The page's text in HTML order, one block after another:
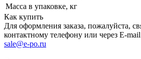
Масса в упаковке, кг
Как купить
Для оформления заказа, пожалуйста,
контактному телефону или через E-mail
sale@e-po.ru